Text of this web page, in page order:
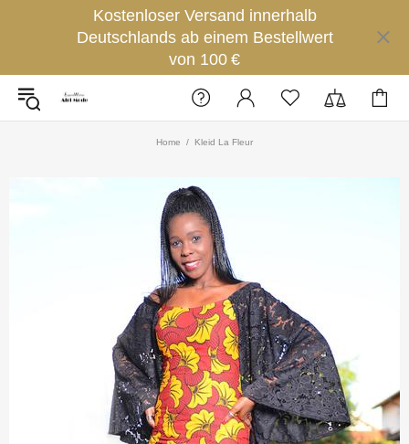
Kostenloser Versand innerhalb
Deutschlands ab einem Bestellwert
von 100 €
Home Kleid La Fleur